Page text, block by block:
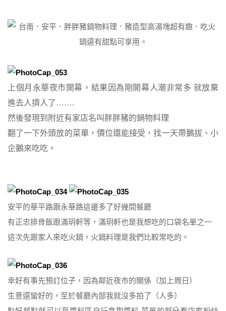
上個月永華夜市開幕，結果因為剛開幕人潮非常多 就放棄
進去人擠人了…….
然後發現到附近有家店名叫胖胖豬的鍋物料理
翻了一下外頭放的菜單，價位還能接受，找一天帶鵝拔、小
企鵝來吃吃。
安平的華平路跟永華路這邊多了好幾間餐廳
有正忠排骨飯跟滿玥軒等，滿玥軒也是我想吃的口袋名單之一
這次先跟家人來吃火鍋，火鍋料理是我們比較常吃的。
幸好有事先預訂位子，因為鄰近夜市的關係（加上周日）
生意還蠻好的，至於餐廳內部我就沒多拍了（人多）